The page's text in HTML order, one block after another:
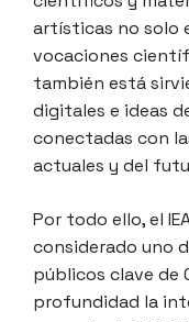
artísticas no solo
vocaciones
también está
digitales e ideas
conectadas con
actuales y del
Por todo ello, el
considerado uno
públicos clave de
profundidad la